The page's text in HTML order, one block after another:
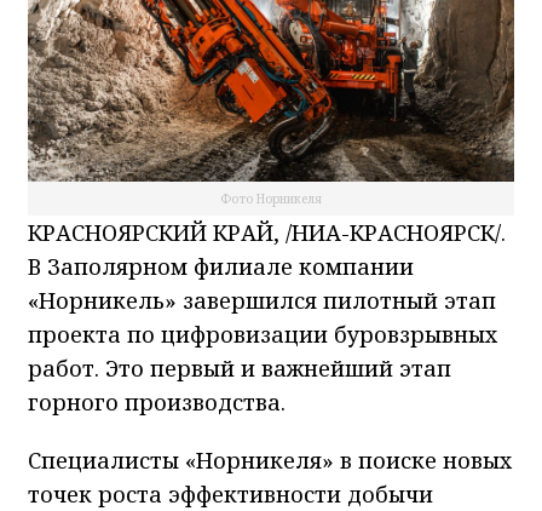
Фото Норникеля
КРАСНОЯРСКИЙ КРАЙ, /НИА-КРАСНОЯРСК/.
В Заполярном филиале компании
«Норникель» завершился пилотный этап
проекта по цифровизации буровзрывных
работ. Это первый и важнейший этап
горного производства.
Специалисты «Норникеля» в поиске новых
точек роста эффективности добычи